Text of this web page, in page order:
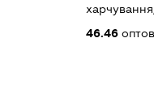
46.46